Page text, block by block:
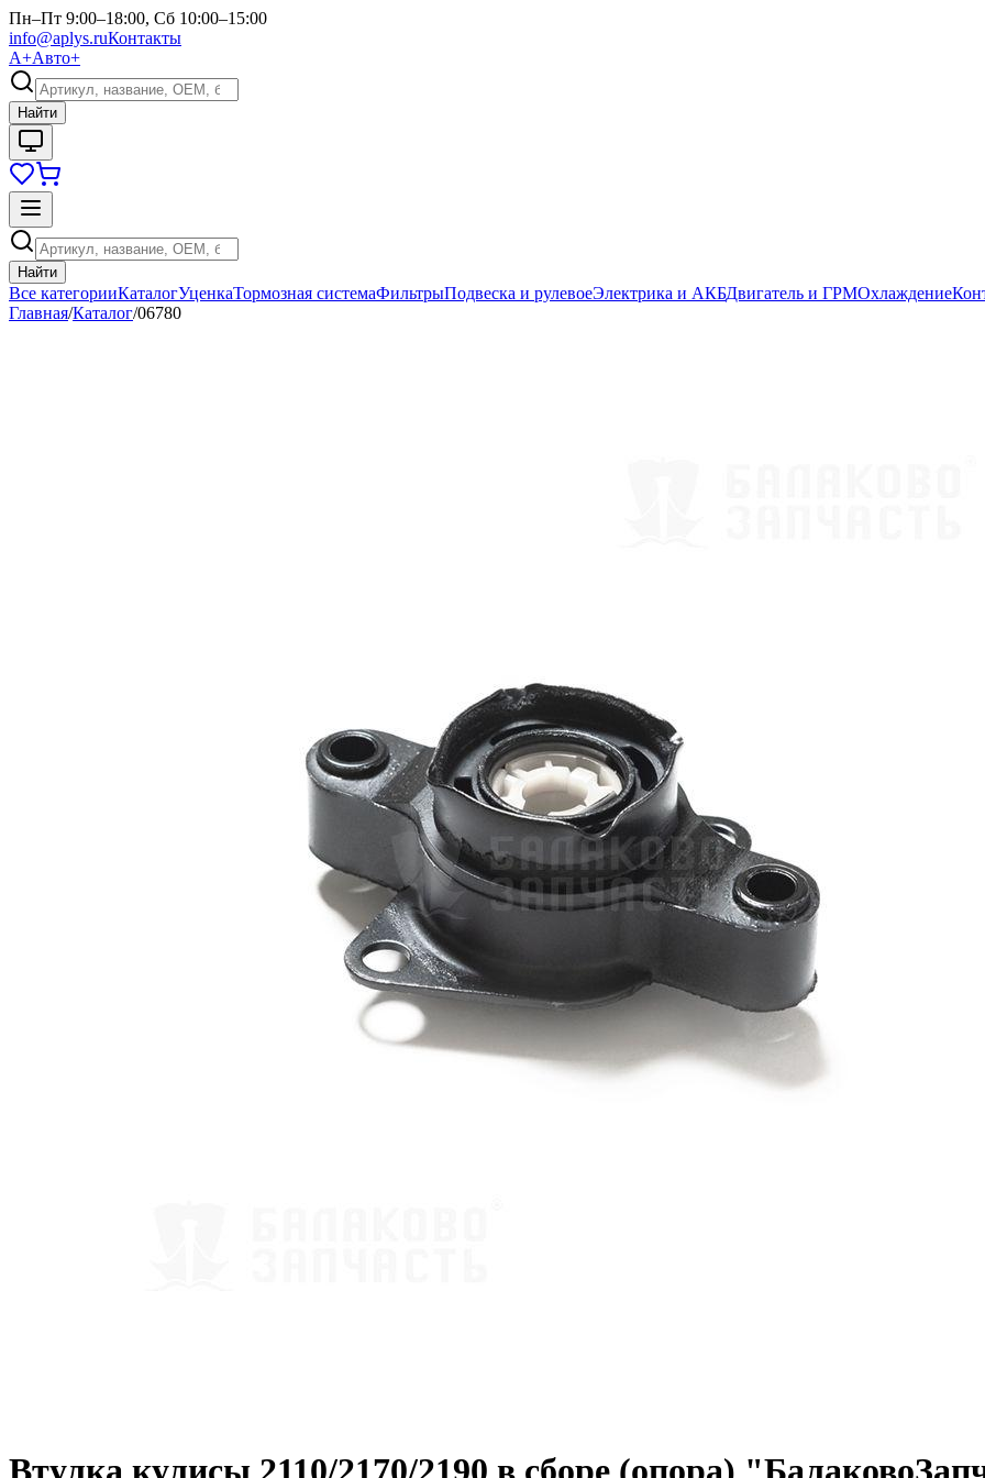
Пн–Пт 9:00–18:00, Сб 10:00–15:00
info@aplys.ruКонтакты
А+Авто+
Найти
Найти
Все категорииКаталогУценкаТормозная системаФильтрыПодвеска и рулевоеЭлектрика и АКБДвигатель и ГРМОхлаждение
Главная/Каталог/06780